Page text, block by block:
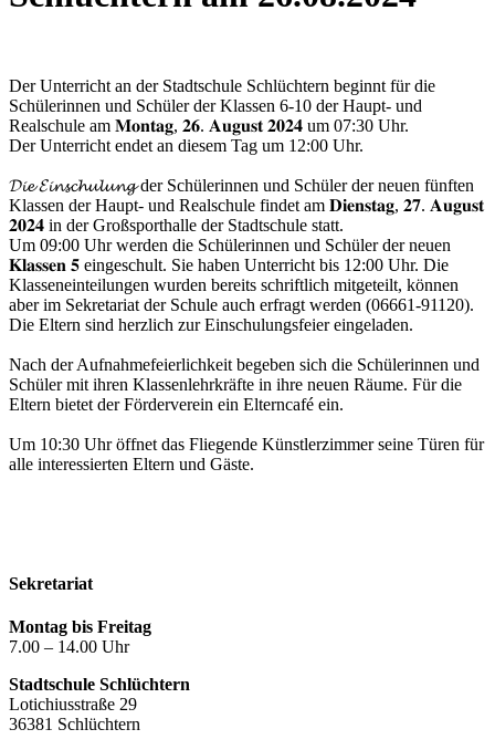
Der Unterricht an der Stadtschule Schlüchtern beginnt für die
Schülerinnen und Schüler der Klassen 6-10 der Haupt- und
Realschule am 𝐌𝐨𝐧𝐭𝐚𝐠, 𝟐𝟔. 𝐀𝐮𝐠𝐮𝐬𝐭 𝟐𝟎𝟐𝟒 um 07:30 Uhr.
Der Unterricht endet an diesem Tag um 12:00 Uhr.
𝓓𝓲𝓮 𝓔𝓲𝓷𝓼𝓬𝓱𝓾𝓵𝓾𝓷𝓰 der Schülerinnen und Schüler der neuen fünften
Klassen der Haupt- und Realschule findet am 𝐃𝐢𝐞𝐧𝐬𝐭𝐚𝐠, 𝟐𝟕. 𝐀𝐮𝐠𝐮𝐬𝐭
𝟐𝟎𝟐𝟒 in der Großsporthalle der Stadtschule statt.
Um 09:00 Uhr werden die Schülerinnen und Schüler der neuen
𝐊𝐥𝐚𝐬𝐬𝐞𝐧 𝟓 eingeschult. Sie haben Unterricht bis 12:00 Uhr. Die
Klasseneinteilungen wurden bereits schriftlich mitgeteilt, können
aber im Sekretariat der Schule auch erfragt werden (06661-91120).
Die Eltern sind herzlich zur Einschulungsfeier eingeladen.
Nach der Aufnahmefeierlichkeit begeben sich die Schülerinnen und
Schüler mit ihren Klassenlehrkräfte in ihre neuen Räume. Für die
Eltern bietet der Förderverein ein Elterncafé ein.
Um 10:30 Uhr öffnet das Fliegende Künstlerzimmer seine Türen für
alle interessierten Eltern und Gäste.
Sekretariat
Montag bis Freitag
7.00 – 14.00 Uhr
Stadtschule Schlüchtern
Lotichiusstraße 29
36381 Schlüchtern